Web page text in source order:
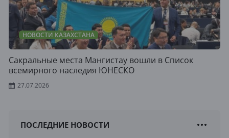
НОВОСТИ КАЗАХСТАНА
Сакральные места Мангистау вошли в Список
всемирного наследия ЮНЕСКО
27.07.2026
ПОСЛЕДНИЕ НОВОСТИ